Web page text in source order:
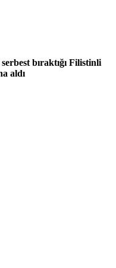
bıraktığı Filistinli
aldı